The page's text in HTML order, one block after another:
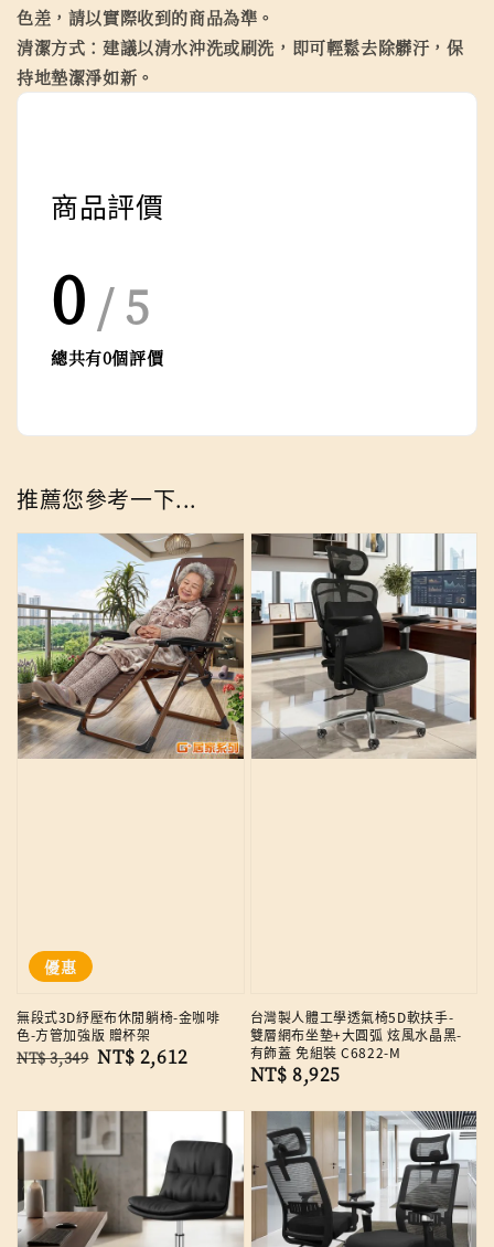
色差，請以實際收到的商品為準。
清潔方式：建議以清水沖洗或刷洗，即可輕鬆去除髒汙，保
持地墊潔淨如新。
商品評價
0 / 5
總共有0個評價
推薦您參考一下...
優惠
無段式3D紓壓布休閒躺椅-金咖啡
色-方管加強版 贈杯架
Regular
NT$ 3,349 Sale
NT$ 2,612
台灣製人體工學透氣椅5D軟扶手-
雙層網布坐墊+大圓弧 炫風水晶黑-
有飾蓋 免組裝 C6822-M
Regular
NT$ 8,925